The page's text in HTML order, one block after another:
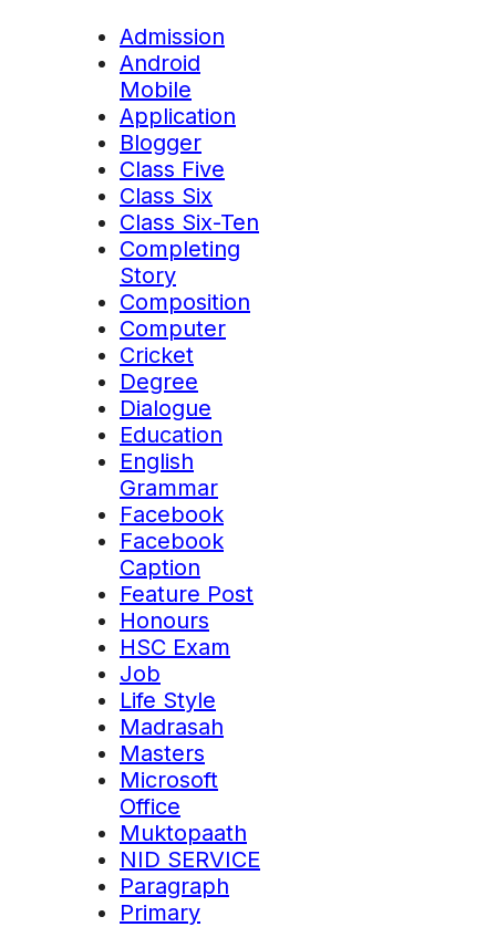
Admission
Android
Mobile
Application
Blogger
Class Five
Class Six
Class Six-Ten
Completing
Story
Composition
Computer
Cricket
Degree
Dialogue
Education
English
Grammar
Facebook
Facebook
Caption
Feature Post
Honours
HSC Exam
Job
Life Style
Madrasah
Masters
Microsoft
Office
Muktopaath
NID SERVICE
Paragraph
Primary